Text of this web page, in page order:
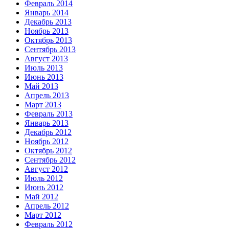
Февраль 2014
Январь 2014
Декабрь 2013
Ноябрь 2013
Октябрь 2013
Сентябрь 2013
Август 2013
Июль 2013
Июнь 2013
Май 2013
Апрель 2013
Март 2013
Февраль 2013
Январь 2013
Декабрь 2012
Ноябрь 2012
Октябрь 2012
Сентябрь 2012
Август 2012
Июль 2012
Июнь 2012
Май 2012
Апрель 2012
Март 2012
Февраль 2012